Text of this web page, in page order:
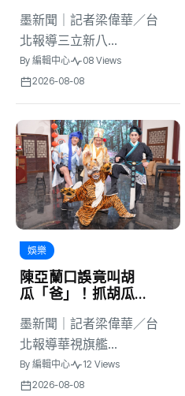
星鬆口想再生女兒
墨新聞｜記者梁偉華／台
北報導三立新八...
By 編輯中心
08 Views
2026-08-08
娛樂
陳亞蘭口誤竟叫胡
瓜「爸」！抓胡瓜
喊：不演了啦
墨新聞｜記者梁偉華／台
北報導華視旗艦...
By 編輯中心
12 Views
2026-08-08